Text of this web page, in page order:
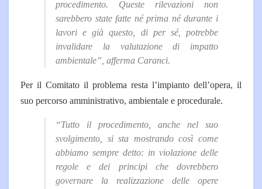
procedimento. Queste rilevazioni non
sarebbero state fatte né prima né durante i
lavori e già questo, di per sé, potrebbe
invalidare la valutazione di impatto
ambientale”, afferma Caranci.
Per il Comitato il problema resta l’impianto dell’opera, il
suo percorso amministrativo, ambientale e procedurale.
“Tutto il procedimento, anche nel suo
svolgimento, si sta mostrando così come
abbiamo sempre detto: in violazione delle
regole e dei principi che dovrebbero
governare la realizzazione delle opere